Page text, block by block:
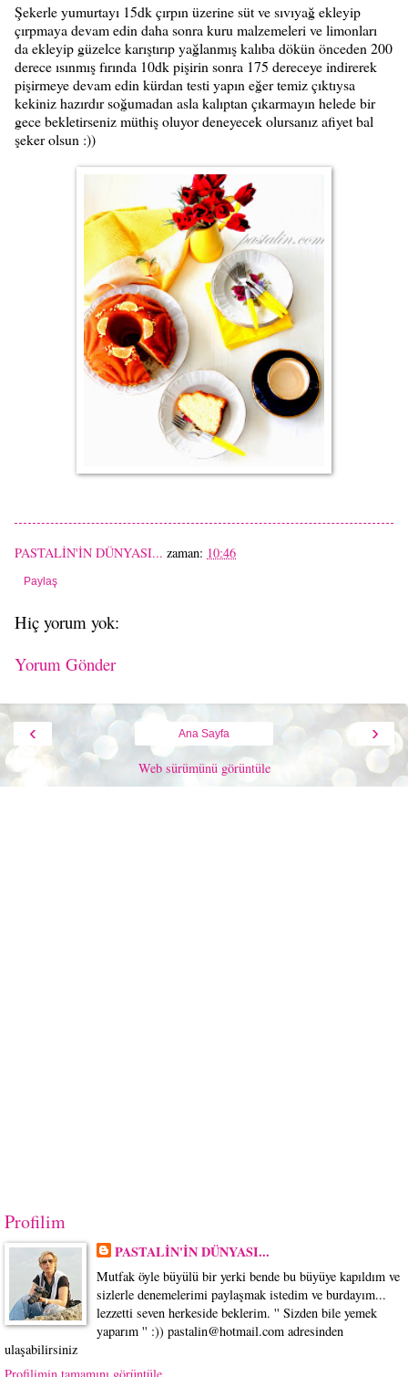
Şekerle yumurtayı 15dk çırpın üzerine süt ve sıvıyağ ekleyip
çırpmaya devam edin daha sonra kuru malzemeleri ve limonları
da ekleyip güzelce karıştırıp yağlanmış kalıba dökün önceden 200
derece ısınmış fırında 10dk pişirin sonra 175 dereceye indirerek
pişirmeye devam edin kürdan testi yapın eğer temiz çıktıysa
kekiniz hazırdır soğumadan asla kalıptan çıkarmayın helede bir
gece bekletirseniz müthiş oluyor deneyecek olursanız afiyet bal
şeker olsun :))
PASTALİN'İN DÜNYASI... zaman: 10:46
Paylaş
Hiç yorum yok:
Yorum Gönder
‹ ›
Ana Sayfa
Web sürümünü görüntüle
Profilim
PASTALİN'İN DÜNYASI...
Mutfak öyle büyülü bir yerki bende bu büyüye kapıldım ve
sizlerle denemelerimi paylaşmak istedim ve burdayım...
lezzetti seven herkeside beklerim. '' Sizden bile yemek
yaparım '' :)) pastalin@hotmail.com adresinden
ulaşabilirsiniz